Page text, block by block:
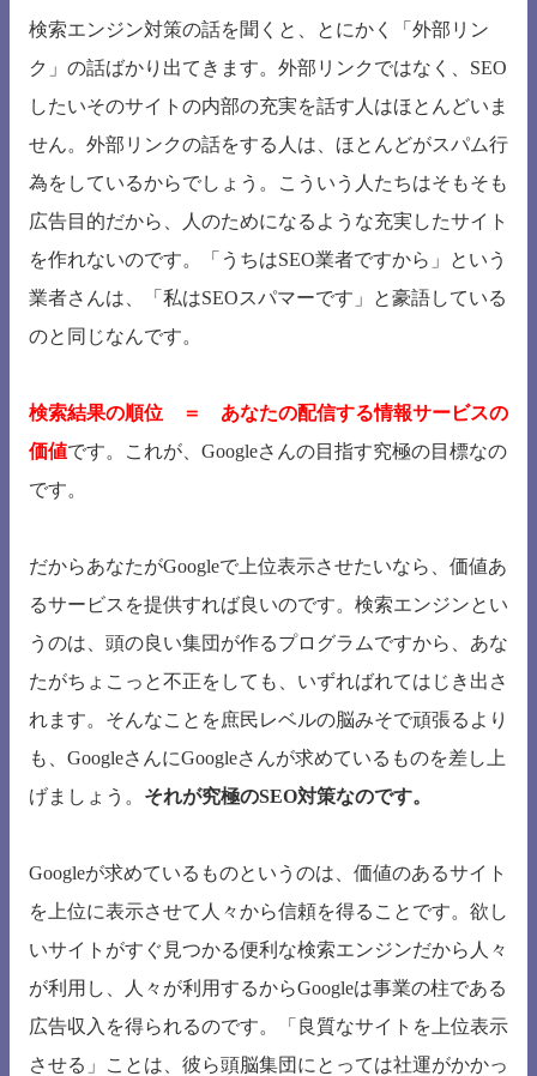
検索エンジン対策の話を聞くと、とにかく「外部リン
ク」の話ばかり出てきます。外部リンクではなく、SEO
したいそのサイトの内部の充実を話す人はほとんどいま
せん。外部リンクの話をする人は、ほとんどがスパム行
為をしているからでしょう。こういう人たちはそもそも
広告目的だから、人のためになるような充実したサイト
を作れないのです。「うちはSEO業者ですから」という
業者さんは、「私はSEOスパマーです」と豪語している
のと同じなんです。
検索結果の順位 ＝ あなたの配信する情報サービスの
価値です。これが、Googleさんの目指す究極の目標なの
です。
だからあなたがGoogleで上位表示させたいなら、価値あ
るサービスを提供すれば良いのです。検索エンジンとい
うのは、頭の良い集団が作るプログラムですから、あな
たがちょこっと不正をしても、いずればれてはじき出さ
れます。そんなことを庶民レベルの脳みそで頑張るより
も、GoogleさんにGoogleさんが求めているものを差し上
げましょう。 それが究極のSEO対策なのです。
Googleが求めているものというのは、価値のあるサイト
を上位に表示させて人々から信頼を得ることです。欲し
いサイトがすぐ見つかる便利な検索エンジンだから人々
が利用し、人々が利用するからGoogleは事業の柱である
広告収入を得られるのです。「良質なサイトを上位表示
させる」ことは、彼ら頭脳集団にとっては社運がかかっ